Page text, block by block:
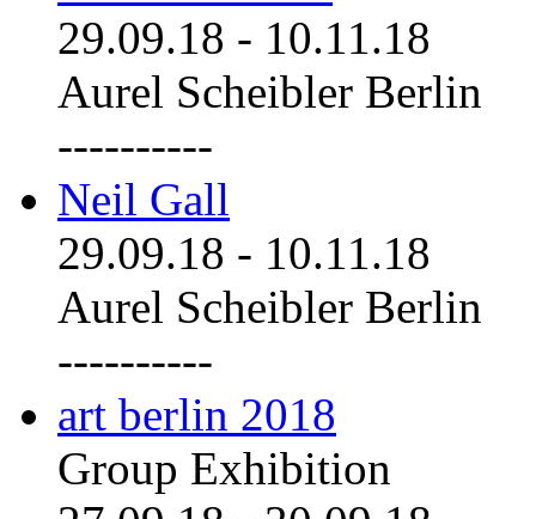
29.09.18 - 10.11.18
Aurel Scheibler Berlin
----------
Neil Gall
29.09.18 - 10.11.18
Aurel Scheibler Berlin
----------
art berlin 2018
Group Exhibition